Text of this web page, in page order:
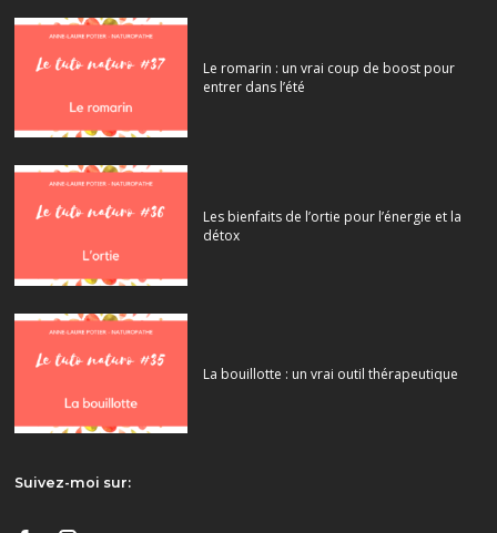
Le romarin : un vrai coup de boost pour
entrer dans l’été
Les bienfaits de l’ortie pour l’énergie et la
détox
La bouillotte : un vrai outil thérapeutique
Suivez-moi sur: